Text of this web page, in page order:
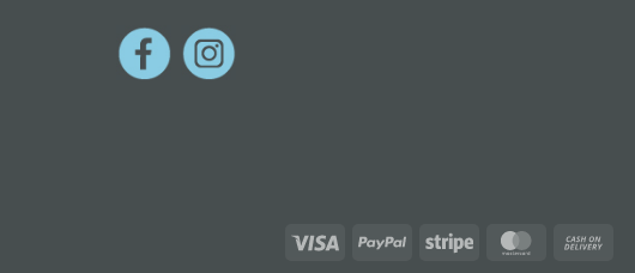
Visa PayPal Stripe MasterCard